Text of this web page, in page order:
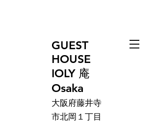
GUEST
HOUSE
IOLY 庵
Osaka
大阪府藤井寺
市北岡１丁目